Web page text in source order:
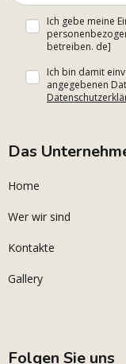
Ich gebe meine
betreiben. de]
Ich bin damit
angegebenen
Das
Home
Wer wir sind
Kontakte
Gallery
Folgen Sie uns